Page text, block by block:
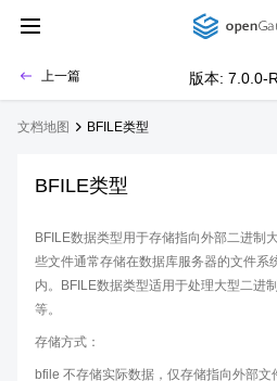
上一篇 版本: 7.0.0-
文档地图 BFILE类型
BFILE类型
BFILE数据类型用于存储指向外部二进制
些文件通常存储在数据库服务器的文件系
内。BFILE数据类型适用于处理大型二进
等。
存储方式：
bfile 不存储实际数据，仅存储指向外部文